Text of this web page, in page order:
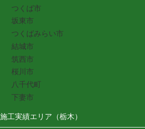
つくば市
坂東市
つくばみらい市
結城市
筑西市
桜川市
八千代町
下妻市
施工実績エリア（栃木）